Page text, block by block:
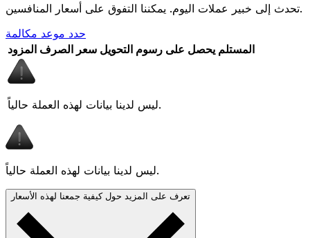
تحدث إلى خبير عملات اليوم.يمكننا التفوق على أسعار المنافسين.
حدد موعد مكالمة
المزود سعر الصرف رسوم التحويل المستلم يحصل على
ليس لدينا بيانات لهذه العملة حالياً.
ليس لدينا بيانات لهذه العملة حالياً.
تعرف على المزيد حول كيفية جمعنا لهذه الأسعار